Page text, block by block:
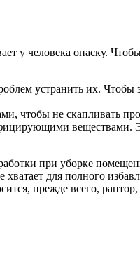
человека опаску.
устранить их.
чтобы не скапливать
веществами.
при уборке
для полного
прежде всего,